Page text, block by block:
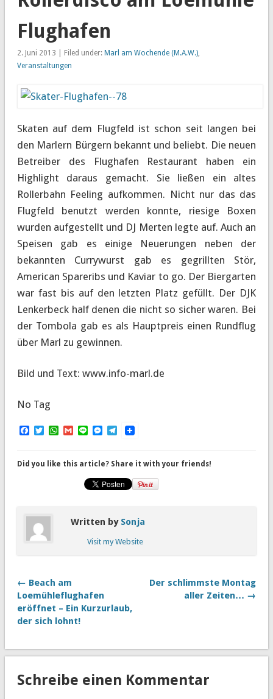
Flughafen
2. Juni 2013 | Filed under: Marl am Wochende (M.A.W.),
Veranstaltungen
Skaten auf dem Flugfeld ist schon seit langen bei
den Marlern Bürgern bekannt und beliebt. Die neuen
Betreiber des Flughafen Restaurant haben ein
Highlight daraus gemacht. Sie ließen ein altes
Rollerbahn Feeling aufkommen. Nicht nur das das
Flugfeld benutzt werden konnte, riesige Boxen
wurden aufgestellt und DJ Merten legte auf. Auch an
Speisen gab es einige Neuerungen neben der
bekannten Currywurst gab es gegrillten Stör,
American Spareribs und Kaviar to go. Der Biergarten
war fast bis auf den letzten Platz gefüllt. Der DJK
Lenkerbeck half denen die nicht so sicher waren. Bei
der Tombola gab es als Hauptpreis einen Rundflug
über Marl zu gewinnen.
Bild und Text: www.info-marl.de
No Tag
Facebook
TwitterWhatsApp
Gmail
LineMessenger
Telegram
Did you like this article? Share it with your friends!
Written by Sonja
Visit my Website
← Beach am
Loemühleflughafen
eröffnet – Ein Kurzurlaub,
der sich lohnt!
Der schlimmste Montag
aller Zeiten… →
Schreibe einen Kommentar